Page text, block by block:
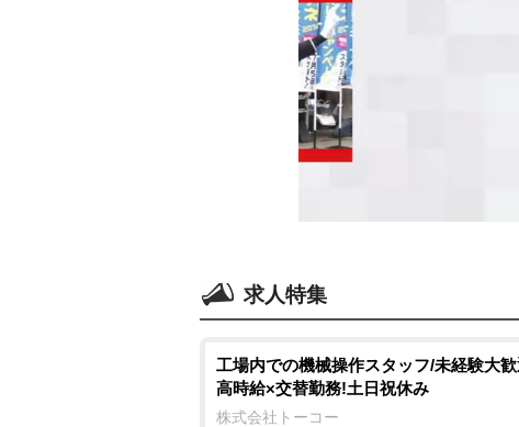
求人特集
工場内での機械操作スタッフ/未経験大歓
高時給×交替勤務!土日祝休み
株式会社トーコー